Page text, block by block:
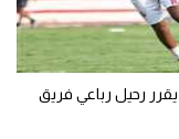
رحيل رباعي فريق